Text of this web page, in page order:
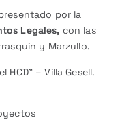
por la
Legales, con las
y Marzullo.
– Villa Gesell.